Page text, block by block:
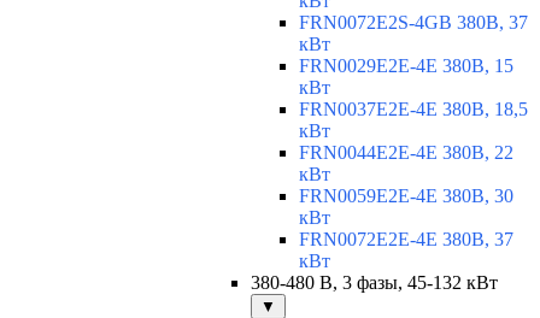
FRN0072E2S-4GB 380В, 37
кВт
FRN0029E2E-4E 380В, 15
кВт
FRN0037E2E-4E 380В, 18,5
кВт
FRN0044E2E-4E 380В, 22
кВт
FRN0059E2E-4E 380В, 30
кВт
FRN0072E2E-4E 380В, 37
кВт
380-480 В, 3 фазы, 45-132 кВт
▼